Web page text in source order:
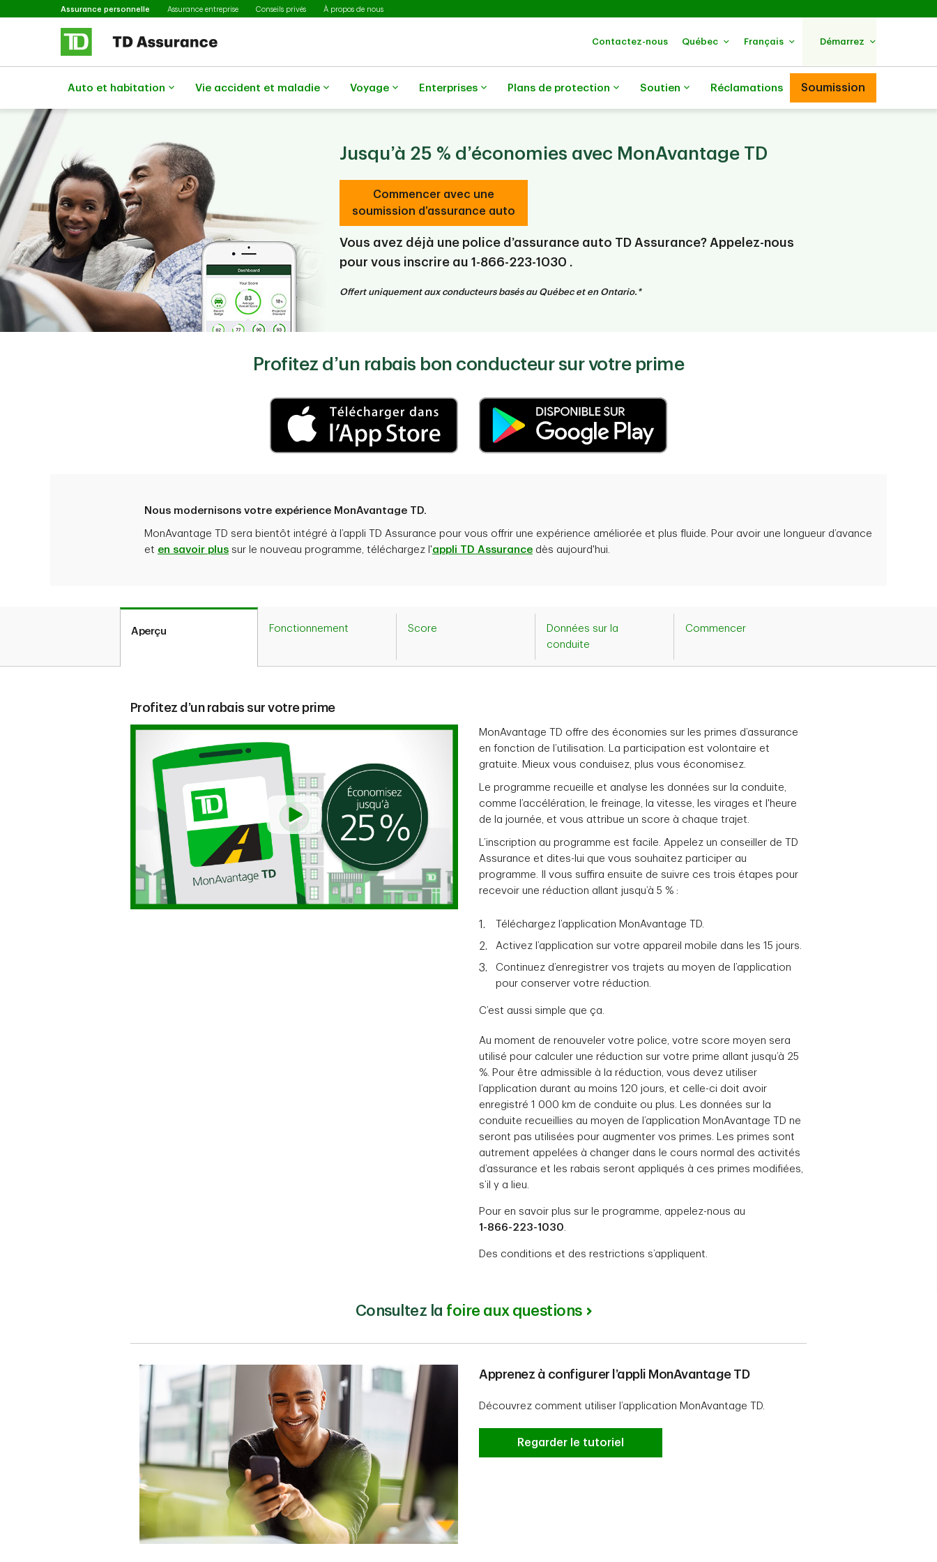
Passer au contenu principal
Assurance personnelle Sélectionné
Assurance entreprise Conseils privés À propos de nous
Contactez-nous Québec Français Démarrez
Auto et habitation Vie accident et maladie Voyage Enterprises Plans de protection Soutien Réclamations Soumission
Jusqu’à 25 % d’économies avec MonAvantage TD
Commencer avec une
soumission d’assurance auto
Vous avez déjà une police d’assurance auto TD Assurance? Appelez-nous
pour vous inscrire au 1-866-223-1030 .
Offert uniquement aux conducteurs basés au Québec et en Ontario.*
Profitez d’un rabais bon conducteur sur votre prime
Nous modernisons votre expérience MonAvantage TD.
MonAvantage TD sera bientôt intégré à l’appli TD Assurance pour vous offrir une expérience améliorée et plus fluide. Pour avoir une longueur d’avance
et en savoir plus sur le nouveau programme, téléchargez l'appli TD Assurance dès aujourd'hui.
Aperçu Fonctionne­ment Score
Données sur la
conduite
Commencer
Profitez d’un rabais sur votre prime
MonAvantage TD offre des économies sur les primes d’assurance
en fonction de l’utilisation. La participation est volontaire et
gratuite. Mieux vous conduisez, plus vous économisez.
Le programme recueille et analyse les données sur la conduite,
comme l’accélération, le freinage, la vitesse, les virages et l'heure
de la journée, et vous attribue un score à chaque trajet.
L’inscription au programme est facile. Appelez un conseiller de TD
Assurance et dites-lui que vous souhaitez participer au
programme. Il vous suffira ensuite de suivre ces trois étapes pour
recevoir une réduction allant jusqu’à 5 % :
Téléchargez l’application MonAvantage TD.
Activez l’application sur votre appareil mobile dans les 15 jours.
Continuez d’enregistrer vos trajets au moyen de l’application
pour conserver votre réduction.
C’est aussi simple que ça.
Au moment de renouveler votre police, votre score moyen sera
utilisé pour calculer une réduction sur votre prime allant jusqu’à 25
%. Pour être admissible à la réduction, vous devez utiliser
l’application durant au moins 120 jours, et celle-ci doit avoir
enregistré 1 000 km de conduite ou plus. Les données sur la
conduite recueillies au moyen de l’application MonAvantage TD ne
seront pas utilisées pour augmenter vos primes. Les primes sont
autrement appelées à changer dans le cours normal des activités
d’assurance et les rabais seront appliqués à ces primes modifiées,
s’il y a lieu.
Pour en savoir plus sur le programme, appelez-nous au
1-866-223-1030.
Des conditions et des restrictions s’appliquent.
Consultez la foire aux questions
Apprenez à configurer l’appli MonAvantage TD
Découvrez comment utiliser l’application MonAvantage TD.
Regarder le tutoriel